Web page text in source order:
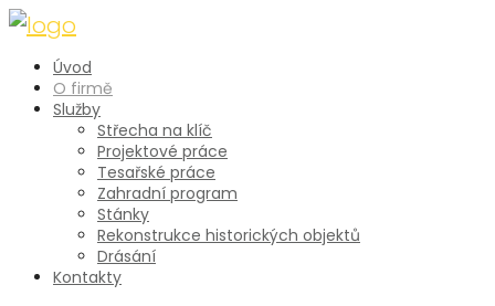
Skip
content
Úvod
O firmě
Služby
Střecha na klíč
Projektové práce
Tesařské práce
Zahradní program
Stánky
Rekonstrukce historických objektů
Drásání
Kontakty